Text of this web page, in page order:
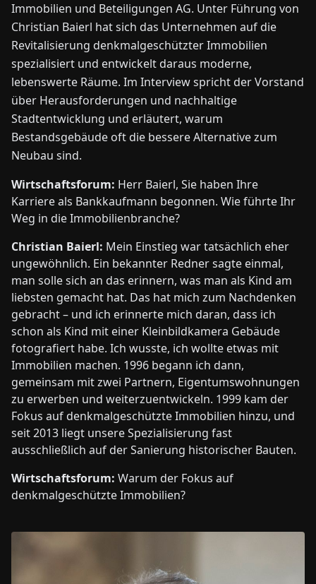
Immobilien und Beteiligungen AG. Unter Führung von
Christian Baierl hat sich das Unternehmen auf die
Revitalisierung denkmalgeschützter Immobilien
spezialisiert und entwickelt daraus moderne,
lebenswerte Räume. Im Interview spricht der Vorstand
über Herausforderungen und nachhaltige
Stadtentwicklung und erläutert, warum
Bestandsgebäude oft die bessere Alternative zum
Neubau sind.
Wirtschaftsforum: Herr Baierl, Sie haben Ihre
Karriere als Bankkaufmann begonnen. Wie führte Ihr
Weg in die Immobilienbranche?
Christian Baierl: Mein Einstieg war tatsächlich eher
ungewöhnlich. Ein bekannter Redner sagte einmal,
man solle sich an das erinnern, was man als Kind am
liebsten gemacht hat. Das hat mich zum Nachdenken
gebracht – und ich erinnerte mich daran, dass ich
schon als Kind mit einer Kleinbildkamera Gebäude
fotografiert habe. Ich wusste, ich wollte etwas mit
Immobilien machen. 1996 begann ich dann,
gemeinsam mit zwei Partnern, Eigentumswohnungen
zu erwerben und weiterzuentwickeln. 1999 kam der
Fokus auf denkmalgeschützte Immobilien hinzu, und
seit 2013 liegt unsere Spezialisierung fast
ausschließlich auf der Sanierung historischer Bauten.
Wirtschaftsforum: Warum der Fokus auf
denkmalgeschützte Immobilien?